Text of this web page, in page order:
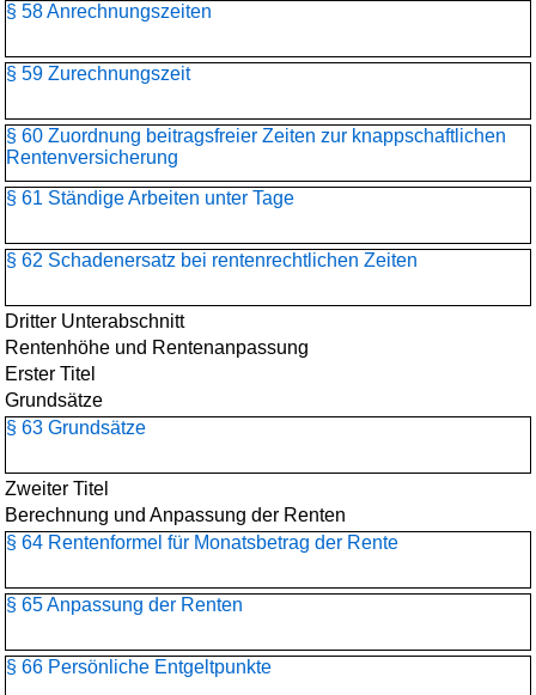
§ 58 Anrechnungszeiten
§ 59 Zurechnungszeit
§ 60 Zuordnung beitragsfreier Zeiten zur knappschaftlichen
Rentenversicherung
§ 61 Ständige Arbeiten unter Tage
§ 62 Schadenersatz bei rentenrechtlichen Zeiten
Dritter Unterabschnitt
Rentenhöhe und Rentenanpassung
Erster Titel
Grundsätze
§ 63 Grundsätze
Zweiter Titel
Berechnung und Anpassung der Renten
§ 64 Rentenformel für Monatsbetrag der Rente
§ 65 Anpassung der Renten
§ 66 Persönliche Entgeltpunkte